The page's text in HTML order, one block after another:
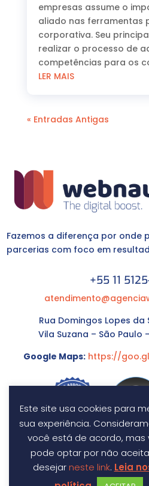
empresas assume o
aliado nas ferramentas
corporativa. Seu
realizar o processo de
competências para os
LER MAIS
« Entradas Antigas
Fazemos a diferença por onde
parcerias com foco em
+55 11
Rua Domingos Lopes da
Vila Suzana – São Paulo
Google Maps: https://
Este site usa cookies para
sua experiência.
você está de acordo, mas
pode optar por não
desejarneste link. Leia